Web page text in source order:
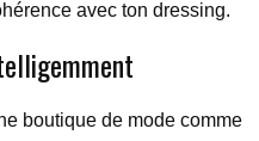
avec ton dressing.
boutique de mode comme